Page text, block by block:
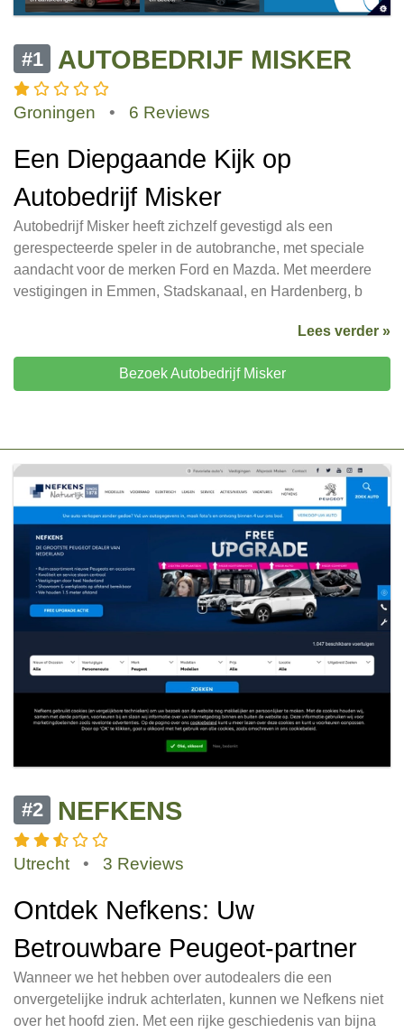
#1 AUTOBEDRIJF MISKER
Groningen • 6 Reviews
Een Diepgaande Kijk op
Autobedrijf Misker
Autobedrijf Misker heeft zichzelf gevestigd als een
gerespecteerde speler in de autobranche, met speciale
aandacht voor de merken Ford en Mazda. Met meerdere
vestigingen in Emmen, Stadskanaal, en Hardenberg, b
Lees verder »
Bezoek Autobedrijf Misker
#2 NEFKENS
Utrecht • 3 Reviews
Ontdek Nefkens: Uw
Betrouwbare Peugeot-partner
Wanneer we het hebben over autodealers die een
onvergetelijke indruk achterlaten, kunnen we Nefkens niet
over het hoofd zien. Met een rijke geschiedenis van bijna